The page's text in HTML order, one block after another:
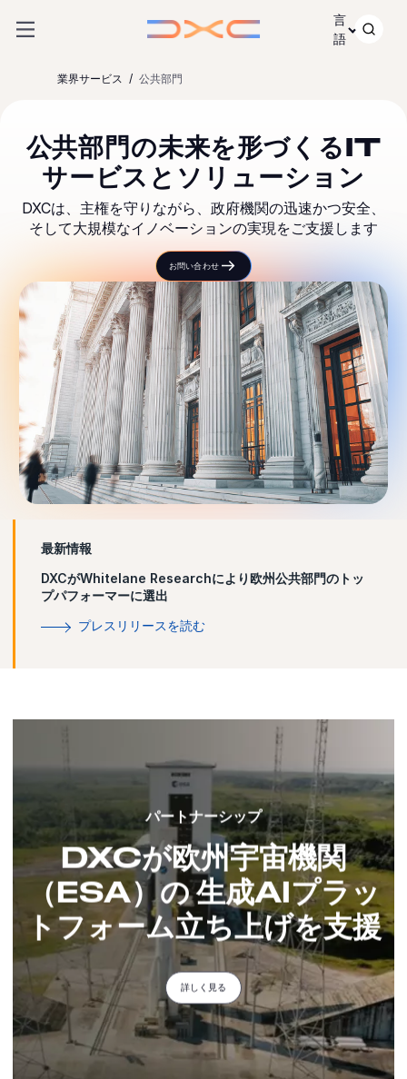
言
語
業界サービス 公共部門
公共部門の未来を形づくるIT
サービスとソリューション
DXCは、主権を守りながら、政府機関の迅速かつ安全、
そして大規模なイノベーションの実現をご支援します
お問い合わせ
最新情報
DXCがWhitelane Researchにより欧州公共部門のトッ
プパフォーマーに選出
プレスリリースを読む
パートナーシップ
DXCが欧州宇宙機関
（ESA）の 生成AIプラッ
トフォーム立ち上げを支援
詳しく見る